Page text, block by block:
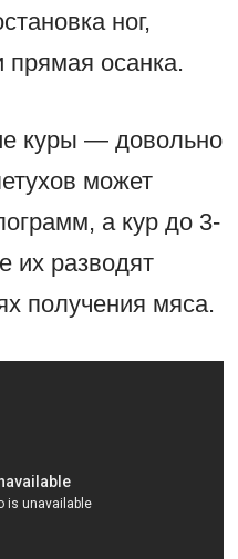
ног,
прямая осанка.
куры — довольно
может
а кур до 3-
их разводят
получения мяса.